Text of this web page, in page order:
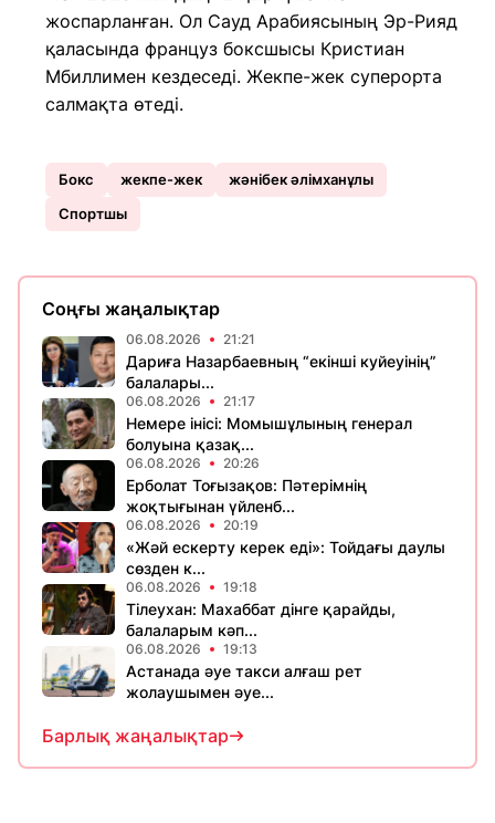
жоспарланған. Ол Сауд Арабиясының Эр-Рияд
қаласында француз боксшысы Кристиан
Мбиллимен кездеседі. Жекпе-жек суперорта
салмақта өтеді.
Бокс жекпе-жек
жәнібек әлімханұлы
Спортшы
Соңғы жаңалықтар
06.08.2026 21:21
Дариға Назарбаевның “екінші куйеуінің”
балалары...
06.08.2026 21:17
Немере інісі: Момышұлының генерал
болуына қазақ...
06.08.2026 20:26
Ерболат Тоғызақов: Пәтерімнің
жоқтығынан үйленб...
06.08.2026 20:19
«Жәй ескерту керек еді»: Тойдағы даулы
сөзден к...
06.08.2026 19:18
Тілеухан: Махаббат дінге қарайды,
балаларым кәп...
06.08.2026 19:13
Астанада әуе такси алғаш рет
жолаушымен әуе...
Барлық жаңалықтар